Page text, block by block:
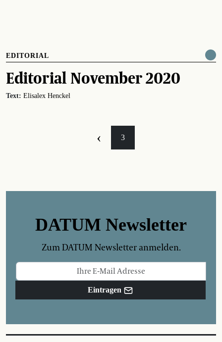
EDITORIAL
Editorial November 2020
Text: Elisalex Henckel
‹ 3
DATUM Newsletter
Zum DATUM Newsletter anmelden.
Eintragen